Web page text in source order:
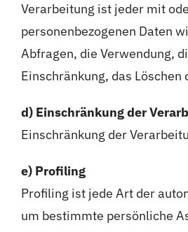
Verarbeitung ist jeder mit
personenbezogenen Daten
Abfragen, die Verwendung,
Einschränkung, das Löschen
d) Einschränkung der
Einschränkung der
e) Profiling
Profiling ist jede Art der
um bestimmte persönliche